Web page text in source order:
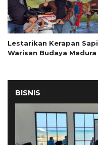
Lestarikan Kerapan Sapi
Warisan Budaya Madura
BISNIS